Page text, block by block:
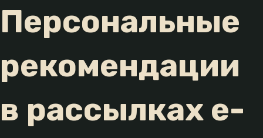
Персональные
рекомендации
в рассылках e-